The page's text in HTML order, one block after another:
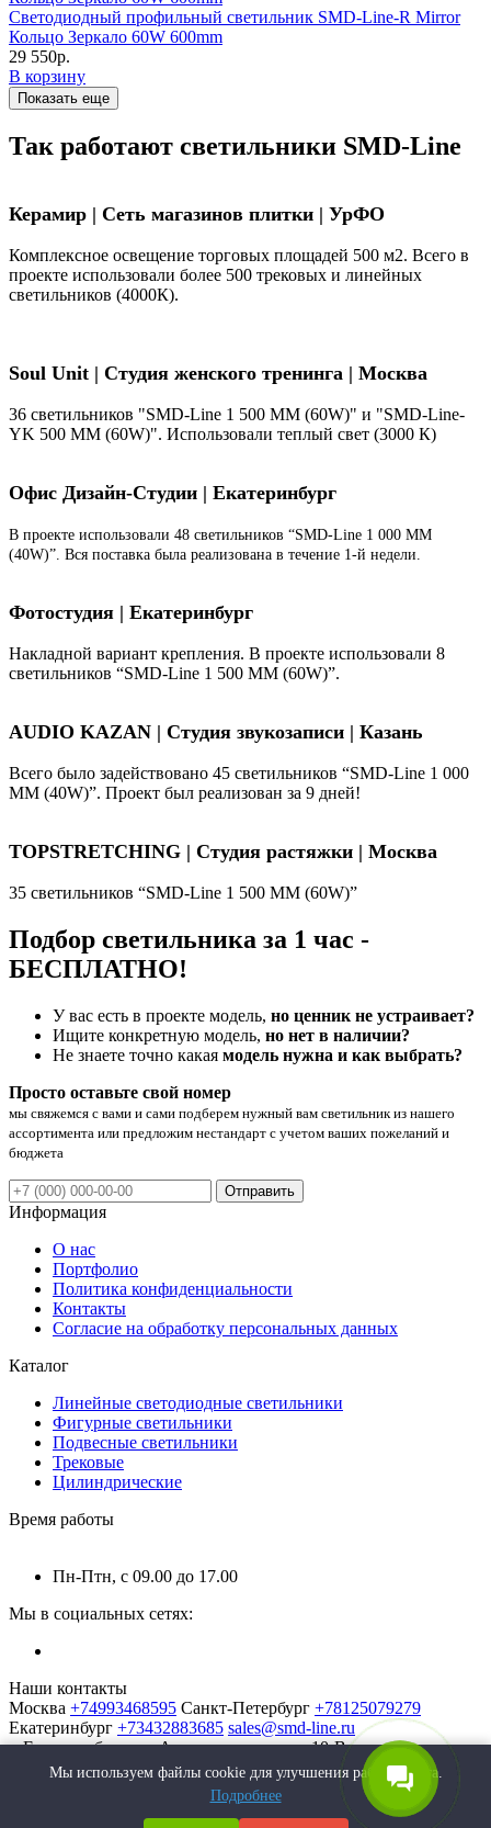
Светодиодный профильный светильник SMD-Line-R Mirror
Кольцо Зеркало 60W 600mm
29 550р.
В корзину
Показать еще
Так работают светильники SMD-Line
Керамир | Сеть магазинов плитки | УрФО
Комплексное освещение торговых площадей 500 м2. Всего в
проекте использовали более 500 трековых и линейных
светильников (4000К).
Soul Unit | Студия женского тренинга | Москва
36 светильников "SMD-Line 1 500 ММ (60W)" и "SMD-Line-
YK 500 ММ (60W)". Использовали теплый свет (3000 К)
Офис Дизайн-Студии | Екатеринбург
В проекте использовали 48 светильников “SMD-Line 1 000 ММ
(40W)”. Вся поставка была реализована в течение 1-й недели.
Фотостудия | Екатеринбург
Накладной вариант крепления. В проекте использовали 8
светильников “SMD-Line 1 500 ММ (60W)”.
AUDIO KAZAN | Студия звукозаписи | Казань
Всего было задействовано 45 светильников “SMD-Line 1 000
ММ (40W)”. Проект был реализован за 9 дней!
TOPSTRETCHING | Студия растяжки | Москва
35 светильников “SMD-Line 1 500 ММ (60W)”
Подбор светильника за 1 час -
БЕСПЛАТНО!
У вас есть в проекте модель, но ценник не устраивает?
Ищите конкретную модель, но нет в наличии?
Не знаете точно какая модель нужна и как выбрать?
Просто оставьте свой номер
мы свяжемся с вами и сами подберем нужный вам светильник из нашего
ассортимента или предложим нестандарт с учетом ваших пожеланий и
бюджета
Отправить
Информация
О нас
Портфолио
Политика конфиденциальности
Контакты
Согласие на обработку персональных данных
Каталог
Линейные светодиодные светильники
Фигурные светильники
Подвесные светильники
Трековые
Цилиндрические
Время работы
Пн-Птн, с 09.00 до 17.00
Мы в социальных сетях:
Наши контакты
Москва +74993468595 Санкт-Петербург +78125079279
Екатеринбург +73432883685 sales@smd-line.ru
г. Екатеринбург, ул. Автомагистральная 10-В
Мы используем файлы cookie для улучшения работы сайта.
Подробнее